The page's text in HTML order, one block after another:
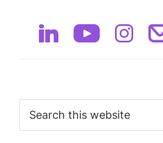
this